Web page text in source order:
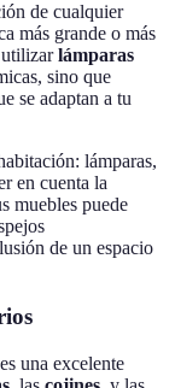
de cualquier
más grande o más
utilizarlámparas
sino que
se adaptan a tu
lámparas,
en cuenta la
muebles puede
de un espacio
una excelente